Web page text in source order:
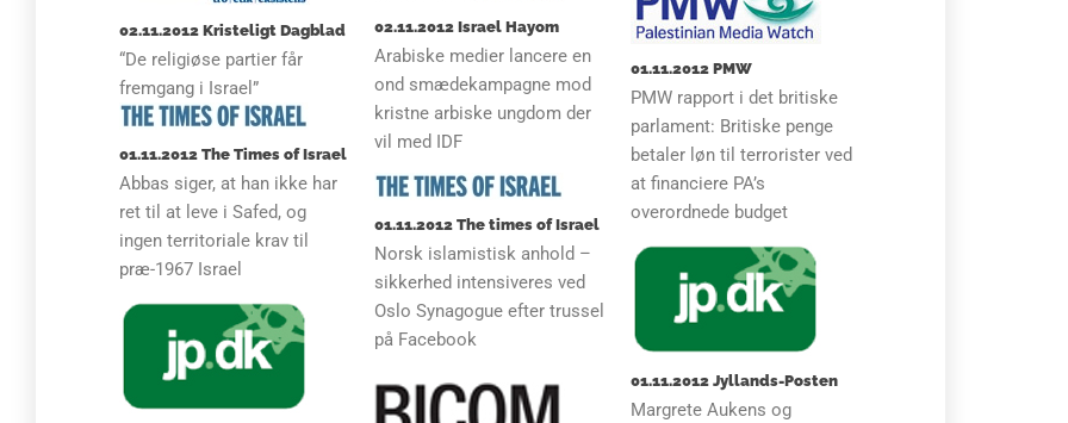
02.11.2012 Kristeligt Dagblad
“De religiøse partier får
fremgang i Israel”
01.11.2012 The Times of Israel
Abbas siger, at han ikke har
ret til at leve i Safed, og
ingen territoriale krav til
præ-1967 Israel
02.11.2012 Israel Hayom
Arabiske medier lancere en
ond smædekampagne mod
kristne arbiske ungdom der
vil med IDF
01.11.2012 The times of Israel
Norsk islamistisk anhold –
sikkerhed intensiveres ved
Oslo Synagogue efter trussel
på Facebook
01.11.2012 PMW
PMW rapport i det britiske
parlament: Britiske penge
betaler løn til terrorister ved
at financiere PA’s
overordnede budget
01.11.2012 Jyllands-Posten
Margrete Aukens og